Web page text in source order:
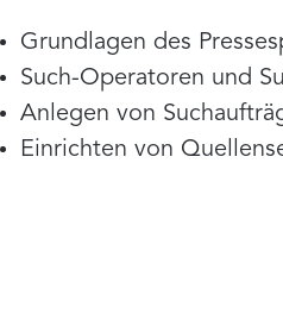
Grundlagen des
Such-Operatoren und
Anlegen von
Einrichten von